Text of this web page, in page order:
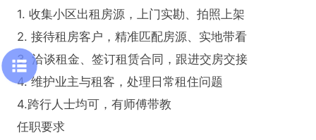
1. 收集小区出租房源，上门实勘、拍照上架
2. 接待租房客户，精准匹配房源、实地带看
3. 洽谈租金、签订租赁合同，跟进交房交接
4. 维护业主与租客，处理日常租住问题
4.跨行人士均可，有师傅带教
任职要求